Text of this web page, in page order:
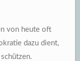
von heute oft
dazu dient,